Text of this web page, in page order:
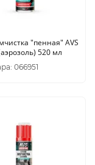
"пенная" AVS
520 мл
066951